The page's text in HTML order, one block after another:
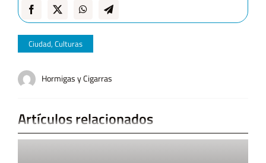
Ciudad, Culturas
Hormigas y Cigarras
Artículos relacionados